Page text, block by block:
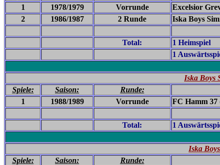
1
1978/1979 Vorrunde
Excelsior
2
1986/1987 2 Runde Iska Boys
Total:
1 Heimspiel
1
Iska Boys
Spiele:
Saison:
Runde:
1
1988/1989 Vorrunde FC Hamm 37
Total: 1
Iska
Spiele:
Saison:
Runde: